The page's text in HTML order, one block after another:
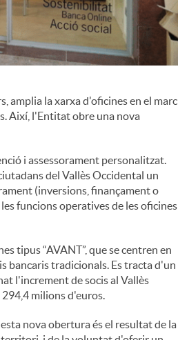
amplia la xarxa d'oficines en el marc
Així, l'Entitat obre una nova
i assessorament personalitzat.
del Vallès Occidental un
(inversions, finançament o
funcions operatives de les oficines
tipus “AVANT”, que se centren en
bancaris tradicionals. Es tracta d'un
l'increment de socis al Vallès
milions d'euros.
nova obertura és el resultat de la